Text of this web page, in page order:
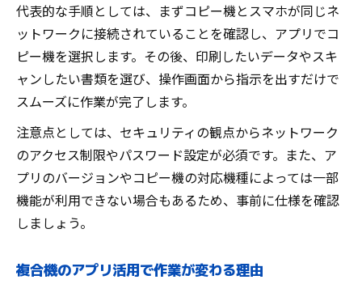
クラウド共有時のコピー機セキュリティ課
題
コピー機導入前に確認したい運用ポイント
代表的な手順としては、まずコピー機とスマホが同じネ
ットワークに接続されていることを確認し、アプリでコ
ピー機を選択します。その後、印刷したいデータやスキ
ャンしたい書類を選び、操作画面から指示を出すだけで
スムーズに作業が完了します。
注意点としては、セキュリティの観点からネットワーク
のアクセス制限やパスワード設定が必須です。また、ア
プリのバージョンやコピー機の対応機種によっては一部
機能が利用できない場合もあるため、事前に仕様を確認
しましょう。
複合機のアプリ活用で作業が変わる理由